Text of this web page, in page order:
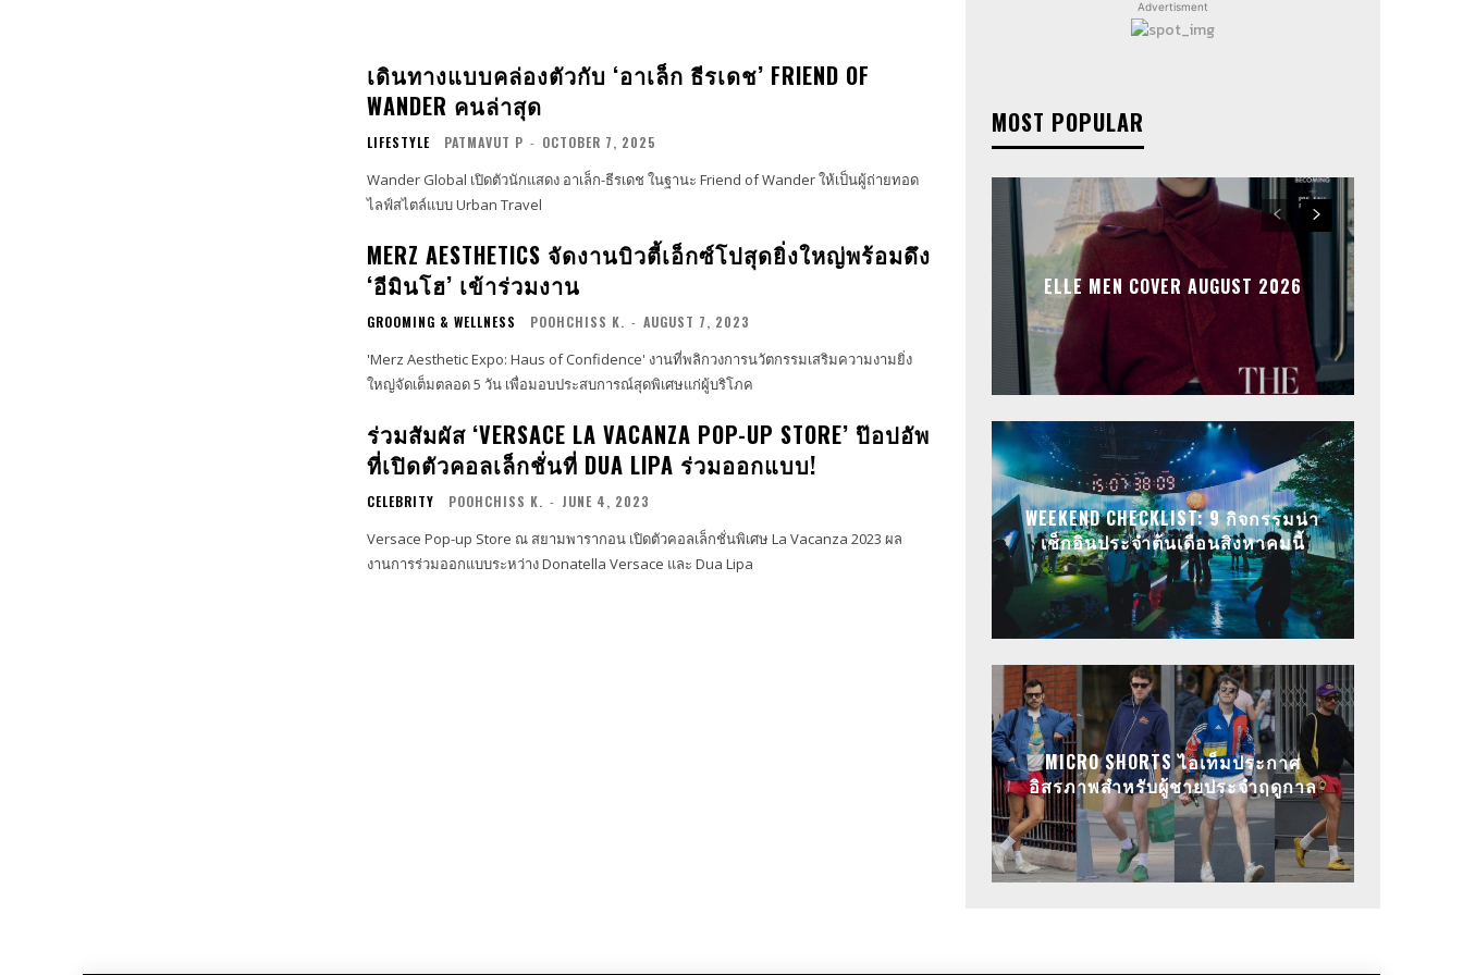
เดินทางแบบคล่องตัวกับ ‘อาเล็ก ธีรเดช’ FRIEND OF
WANDER คนล่าสุด
LIFESTYLE PATMAVUT P - OCTOBER 7, 2025
Wander Global เปิดตัวนักแสดง อาเล็ก-ธีรเดช ในฐานะ Friend of Wander ให้เป็นผู้ถ่ายทอด
ไลฟ์สไตล์แบบ Urban Travel
MERZ AESTHETICS จัดงานบิวตี้เอ็กซ์โปสุดยิ่งใหญ่พร้อมดึง
‘อีมินโฮ’ เข้าร่วมงาน
GROOMING & WELLNESS POOHCHISS K. - AUGUST 7, 2023
'Merz Aesthetic Expo: Haus of Confidence' งานที่พลิกวงการนวัตกรรมเสริมความงามยิ่ง
ใหญ่จัดเต็มตลอด 5 วัน เพื่อมอบประสบการณ์สุดพิเศษแก่ผู้บริโภค
ร่วมสัมผัส ‘VERSACE LA VACANZA POP-UP STORE’ ป๊อปอัพ
ที่เปิดตัวคอลเล็กชั่นที่ DUA LIPA ร่วมออกแบบ!
CELEBRITY POOHCHISS K. - JUNE 4, 2023
Versace Pop-up Store ณ สยามพารากอน เปิดตัวคอลเล็กชั่นพิเศษ La Vacanza 2023 ผล
งานการร่วมออกแบบระหว่าง Donatella Versace และ Dua Lipa
Advertisment
MOST POPULAR
ELLE MEN COVER AUGUST 2026
WEEKEND CHECKLIST: 9 กิจกรรมน่า
เช็กอินประจำต้นเดือนสิงหาคมนี้
MICRO SHORTS ไอเท็มประกาศ
อิสรภาพสำหรับผู้ชายประจำฤดูกาล